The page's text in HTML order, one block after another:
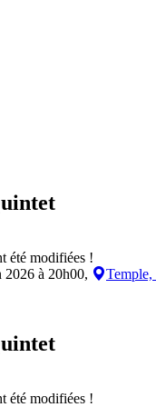
été modifiées !
à 20h00,
été modifiées !